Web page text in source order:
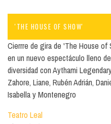
'THE HOUSE OF SHOW'
Cierrre de gira de 'The House of
en un nuevo espectáculo lleno
diversidad con Aythami
Zahore, Liane, Rubén Adrián,
Isabella y Montenegro
Teatro Leal